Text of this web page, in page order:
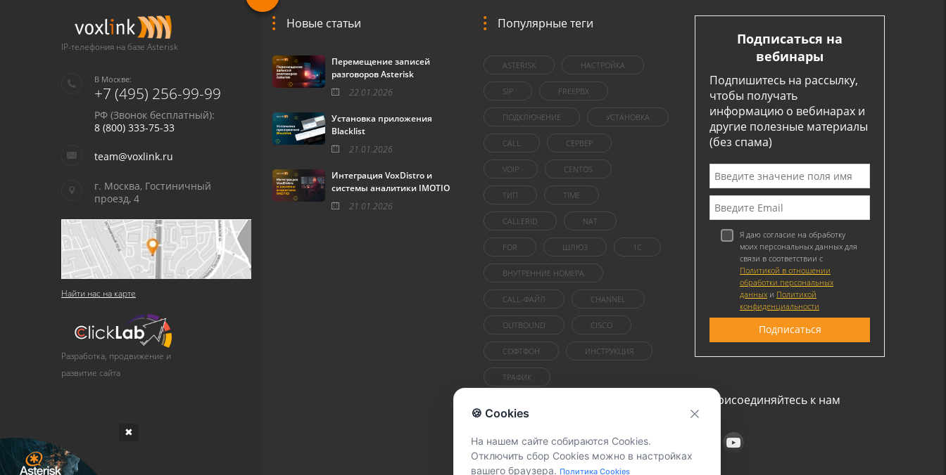
✖
IP-телефония на базе Asterisk
В Москве:
+7 (495) 256-99-99
РФ (Звонок бесплатный):
8 (800) 333-75-33
team@voxlink.ru
г. Москва, Гостиничный
проезд, 4
Найти нас на карте
Разработка, продвижение и
развитие сайта
Новые статьи
Перемещение записей
разговоров Asterisk
22.01.2026
Установка приложения
Blacklist
21.01.2026
Интеграция VoxDistro и
системы аналитики IMOTIO
21.01.2026
Популярные теги
ASTERISK НАСТРОЙКА
SIP FREEPBX
ПОДКЛЮЧЕНИЕ УСТАНОВКА
CALL СЕРВЕР
VOIP CENTOS
ТИП TIME
CALLERID NAT
FOR ШЛЮЗ 1C
ВНУТРЕННИЕ НОМЕРА
CALL-ФАЙЛ CHANNEL
OUTBOUND CISCO
СОФТФОН ИНСТРУКЦИЯ
ТРАФИК
Подписаться на
вебинары
Подпишитесь на рассылку,
чтобы получать
информацию о вебинарах и
другие полезные материалы
(без спама)
Я даю согласие на обработку
моих персональных данных для
связи в соответствии с
Политикой в отношении
обработки персональных
данных и Политикой
конфиденциальности
Присоединяйтесь к нам
🍪 Cookies
На нашем сайте собираются Cookies.
Отключить сбор Cookies можно в настройках
вашего браузера. Политика Cookies